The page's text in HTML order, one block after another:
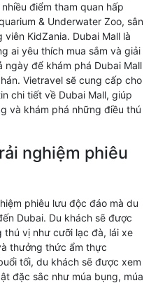
điểm tham quan hấp
& Underwater Zoo, sân
KidZania. Dubai Mall là
ai yêu thích mua sắm và giải
ngày để khám phá Dubai Mall
Vietravel sẽ cung cấp cho
chi tiết về Dubai Mall, giúp
và khám phá những điều thú
nghiệm phiêu
phiêu lưu độc đáo mà du
Dubai. Du khách sẽ được
vị như cưỡi lạc đà, lái xe
thưởng thức ẩm thực
tối, du khách sẽ được xem
đặc sắc như múa bụng, múa